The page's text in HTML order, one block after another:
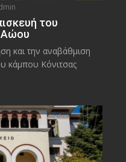
του
Αώου
και την αναβάθμιση
κάμπου Κόνιτσας